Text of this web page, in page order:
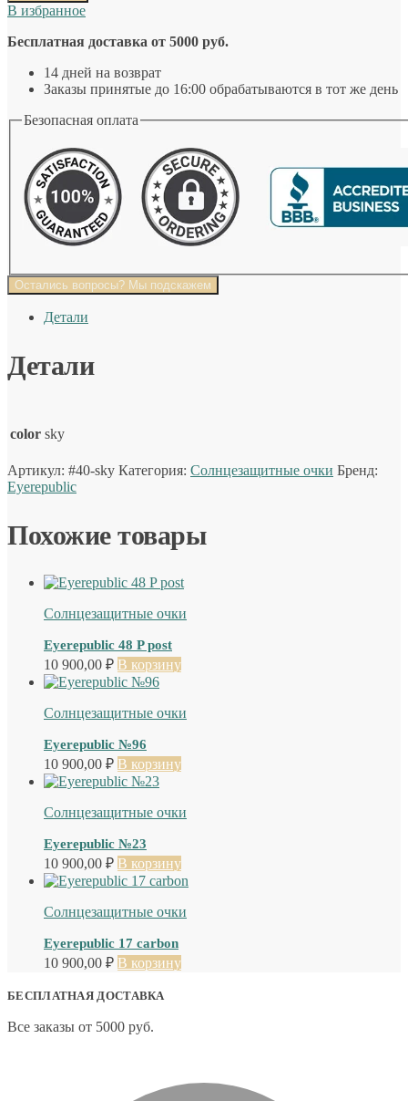
В избранное
Бесплатная доставка от 5000 руб.
14 дней на возврат
Заказы принятые до 16:00 обрабатываются в тот же день
Безопасная оплата
Остались вопросы? Мы подскажем
Детали
Детали
color sky
Артикул: #40-sky Категория: Солнцезащитные очки Бренд:
Eyerepublic
Похожие товары
Солнцезащитные очки
Eyerepublic 48 P post
10 900,00 ₽ В корзину
Солнцезащитные очки
Eyerepublic №96
10 900,00 ₽ В корзину
Солнцезащитные очки
Eyerepublic №23
10 900,00 ₽ В корзину
Солнцезащитные очки
Eyerepublic 17 carbon
10 900,00 ₽ В корзину
БЕСПЛАТНАЯ ДОСТАВКА
Все заказы от 5000 руб.